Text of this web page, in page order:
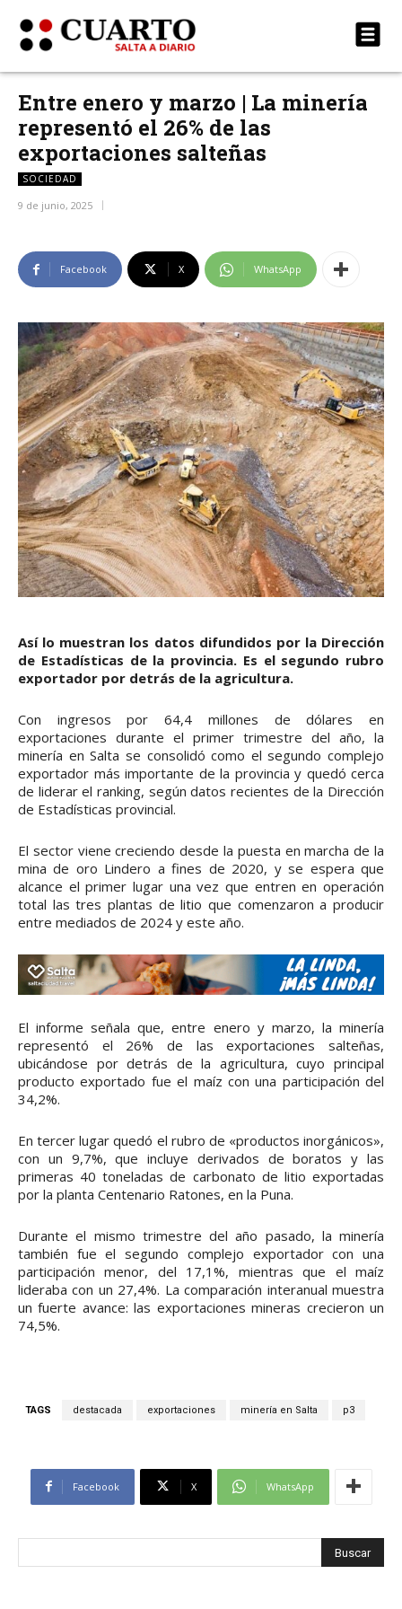
Entre enero y marzo | La minería
representó el 26% de las
exportaciones salteñas
SOCIEDAD
9 de junio, 2025
Facebook X WhatsApp
Así lo muestran los datos difundidos por la Dirección
de Estadísticas de la provincia. Es el segundo rubro
exportador por detrás de la agricultura.
Con ingresos por 64,4 millones de dólares en
exportaciones durante el primer trimestre del año, la
minería en Salta se consolidó como el segundo complejo
exportador más importante de la provincia y quedó cerca
de liderar el ranking, según datos recientes de la Dirección
de Estadísticas provincial.
El sector viene creciendo desde la puesta en marcha de la
mina de oro Lindero a fines de 2020, y se espera que
alcance el primer lugar una vez que entren en operación
total las tres plantas de litio que comenzaron a producir
entre mediados de 2024 y este año.
El informe señala que, entre enero y marzo, la minería
representó el 26% de las exportaciones salteñas,
ubicándose por detrás de la agricultura, cuyo principal
producto exportado fue el maíz con una participación del
34,2%.
En tercer lugar quedó el rubro de «productos inorgánicos»,
con un 9,7%, que incluye derivados de boratos y las
primeras 40 toneladas de carbonato de litio exportadas
por la planta Centenario Ratones, en la Puna.
Durante el mismo trimestre del año pasado, la minería
también fue el segundo complejo exportador con una
participación menor, del 17,1%, mientras que el maíz
lideraba con un 27,4%. La comparación interanual muestra
un fuerte avance: las exportaciones mineras crecieron un
74,5%.
TAGS destacada exportaciones minería en Salta p3
Facebook X WhatsApp